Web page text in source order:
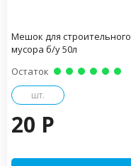
Мешок для строительного
мусора б/у 50л
Остаток
шт.
20 P